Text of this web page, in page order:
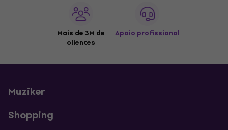
Mais de 3M de
clientes
Apoio profissional
Muziker
Shopping